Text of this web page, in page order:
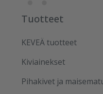
Tuotteet
KEVEÄ tuotteet
Kiviainekset
Pihakivet ja